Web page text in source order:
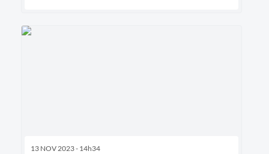
13 NOV 2023 - 14h34